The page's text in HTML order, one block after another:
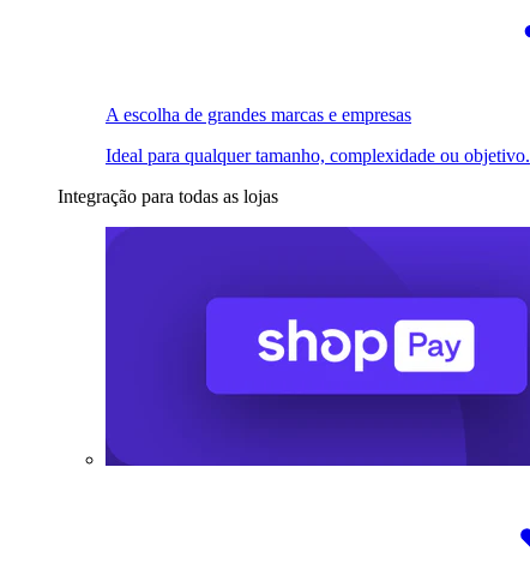
A escolha de grandes marcas e empresas
Ideal para qualquer tamanho, complexidade ou objetivo.
Integração para todas as lojas